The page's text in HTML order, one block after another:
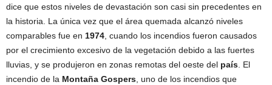
dice que estos niveles de devastación son casi sin precedentes en
la historia. La única vez que el área quemada alcanzó niveles
comparables fue en 1974, cuando los incendios fueron causados
por el crecimiento excesivo de la vegetación debido a las fuertes
lluvias, y se produjeron en zonas remotas del oeste del país. El
incendio de la Montaña Gospers, uno de los incendios que